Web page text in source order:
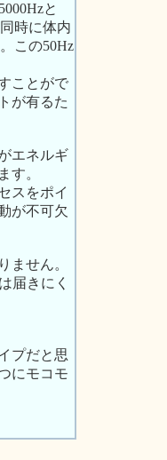
と
時に体内
この50Hz
ことがで
が有るた
エネルギ
す。
スをポイ
が不可欠
ません。
届きにく
プだと思
にモコモ